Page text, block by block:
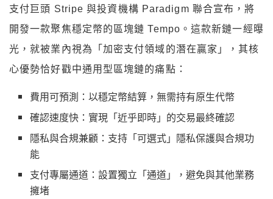
支付巨頭 Stripe 與投資機構 Paradigm 聯合宣布，將
開發一款聚焦穩定幣的區塊鏈 Tempo。這款新鏈一經曝
光，就被業內視為「加密支付領域的潛在贏家」，其核
心優勢恰好戳中通用型區塊鏈的痛點：
費用可預測：以穩定幣結算，無需持有原生代幣
確認速度快：實現「近乎即時」的交易最終確認
隱私與合規兼顧：支持「可選式」隱私保護與合規功
能
支付專屬通道：設置獨立「通道」，避免與其他業務
擁堵